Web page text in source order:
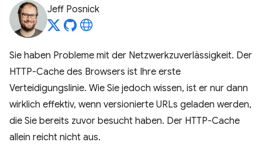
Jeff Posnick
Sie haben Probleme mit der Netzwerkzuverlässigkeit. Der
HTTP-Cache des Browsers ist Ihre erste
Verteidigungslinie. Wie Sie jedoch wissen, ist er nur dann
wirklich effektiv, wenn versionierte URLs geladen werden,
die Sie bereits zuvor besucht haben. Der HTTP-Cache
allein reicht nicht aus.